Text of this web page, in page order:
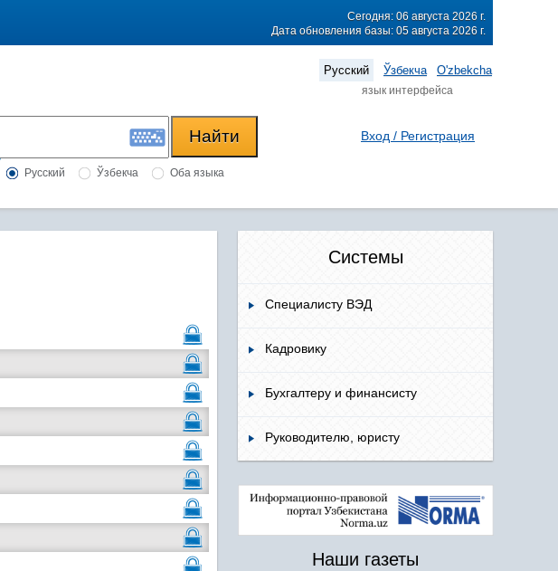
Сегодня: 06 августа 2026 г.
Дата обновления базы: 05 августа 2026 г.
Русский Ўзбекча O'zbekcha
язык интерфейса
Русский Ўзбекча Оба языка
Вход / Регистрация
Системы
Специалисту ВЭД
Кадровику
Бухгалтеру и финансисту
Руководителю, юристу
Наши газеты